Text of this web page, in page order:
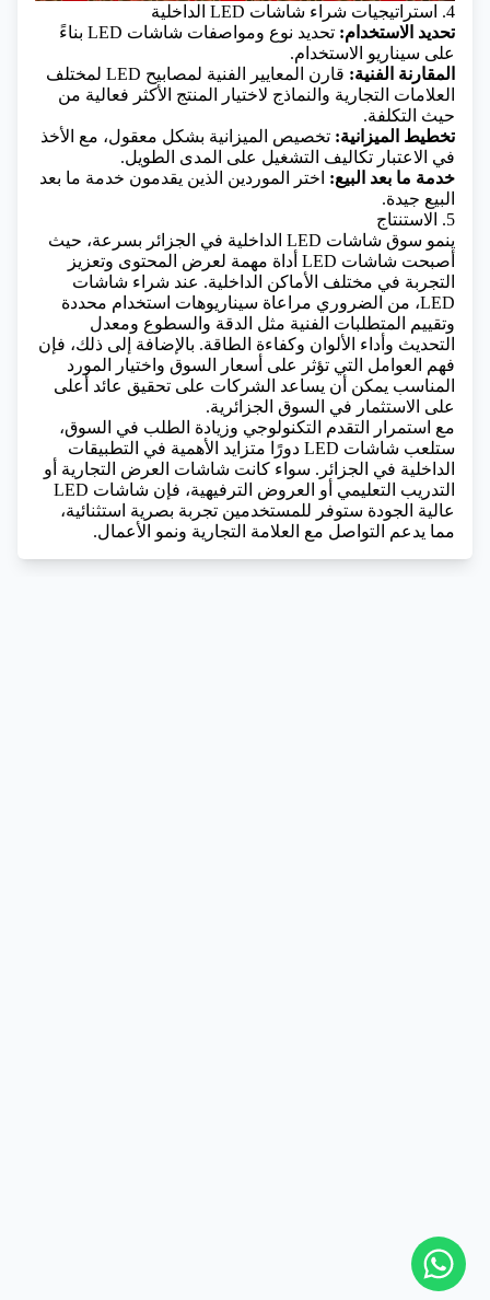
4. استراتيجيات شراء شاشات LED الداخلية
تحديد الاستخدام:
تحديد نوع ومواصفات شاشات LED بناءً
على سيناريو الاستخدام.
المقارنة الفنية: قارن المعايير الفنية لمصابيح LED
لمختلف
العلامات التجارية والنماذج لاختيار المنتج الأكثر فعالية من
حيث التكلفة.
تخطيط الميزانية: تخصيص الميزانية بشكل معقول، مع الأخذ
في الاعتبار تكاليف التشغيل على المدى الطويل.
خدمة ما بعد البيع: اختر الموردين الذين يقدمون خدمة ما بعد
البيع جيدة.
5. الاستنتاج
ينمو سوق شاشات LED الداخلية في الجزائر بسرعة، حيث
أصبحت شاشات LED أداة مهمة لعرض المحتوى وتعزيز
التجربة في مختلف الأماكن الداخلية. عند شراء شاشات
LED، من الضروري مراعاة سيناريوهات استخدام محددة
وتقييم المتطلبات الفنية مثل الدقة والسطوع ومعدل
التحديث وأداء الألوان وكفاءة الطاقة. بالإضافة إلى ذلك، فإن
فهم العوامل التي تؤثر على أسعار السوق واختيار المورد
المناسب يمكن أن يساعد الشركات على تحقيق عائد أعلى
على الاستثمار في السوق الجزائرية.
مع استمرار التقدم التكنولوجي وزيادة الطلب في السوق،
ستلعب شاشات LED دورًا متزايد الأهمية في التطبيقات
الداخلية في الجزائر. سواء كانت شاشات العرض التجارية أو
التدريب التعليمي أو العروض الترفيهية، فإن شاشات LED
عالية الجودة ستوفر للمستخدمين تجربة بصرية استثنائية،
مما يدعم التواصل مع العلامة التجارية ونمو الأعمال.